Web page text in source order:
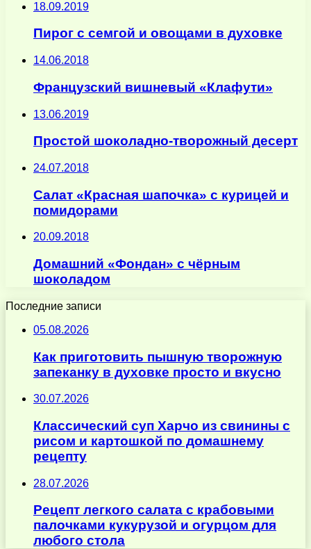
18.09.2019
Пирог с семгой и овощами в духовке
14.06.2018
Французский вишневый «Клафути»
13.06.2019
Простой шоколадно-творожный десерт
24.07.2018
Салат «Красная шапочка» с курицей и
помидорами
20.09.2018
Домашний «Фондан» с чёрным
шоколадом
Последние записи
05.08.2026
Как приготовить пышную творожную
запеканку в духовке просто и вкусно
30.07.2026
Классический суп Харчо из свинины с
рисом и картошкой по домашнему
рецепту
28.07.2026
Рецепт легкого салата с крабовыми
палочками кукурузой и огурцом для
любого стола